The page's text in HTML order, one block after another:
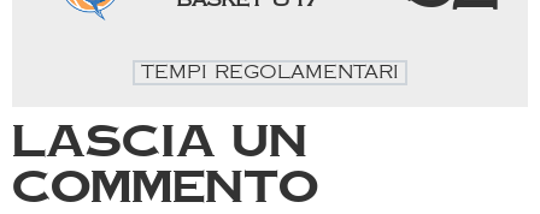
TEMPI REGOLAMENTARI
Lascia un
commento